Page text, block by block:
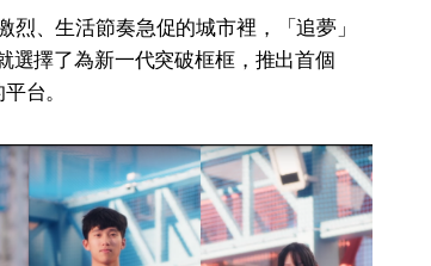
烈、生活節奏急促的城市裡，「追夢」
擇了為新一代突破框框，推出首個
台。